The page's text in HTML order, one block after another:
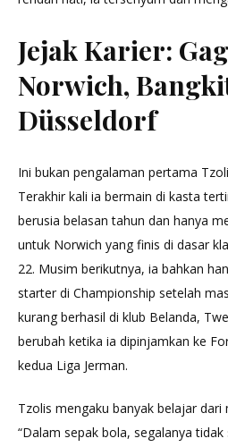
Jejak Karier:
Norwich,
Düsseldorf
Ini bukan pengalaman pertama
Terakhir kali ia bermain di kasta
berusia belasan tahun dan hanya
untuk Norwich yang finis di dasar
22. Musim berikutnya, ia bahkan
starter di Championship setelah
kurang berhasil di klub Belanda,
berubah ketika ia dipinjamkan ke
kedua Liga Jerman.
Tzolis mengaku banyak belajar dari
“Dalam sepak bola, segalanya